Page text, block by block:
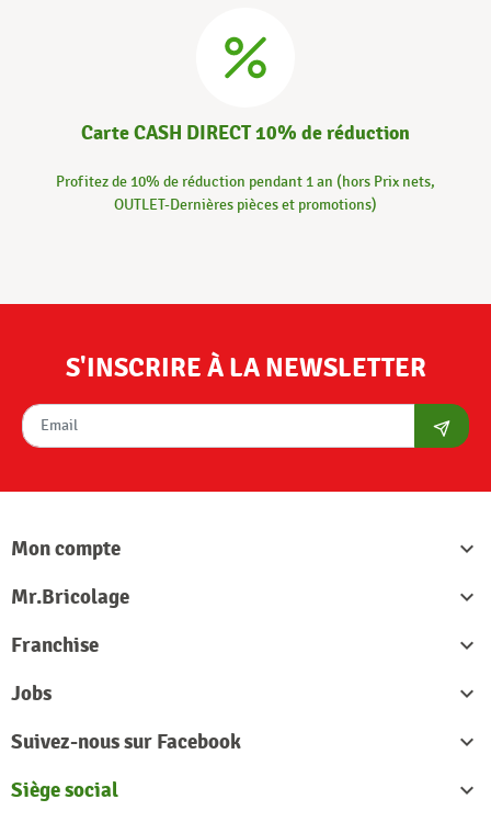
Carte CASH DIRECT 10% de réduction
Profitez de 10% de réduction pendant 1 an (hors Prix nets,
OUTLET-Dernières pièces et promotions)
S'INSCRIRE À LA NEWSLETTER
Mon compte

Mr.Bricolage

Franchise

Jobs

Suivez-nous sur Facebook

Siège social
